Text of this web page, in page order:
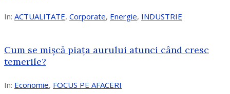
In: ACTUALITATE, Corporate, Energie, INDUSTRIE
Cum se mișcă piața aurului atunci când cresc
temerile?
In: Economie, FOCUS PE AFACERI